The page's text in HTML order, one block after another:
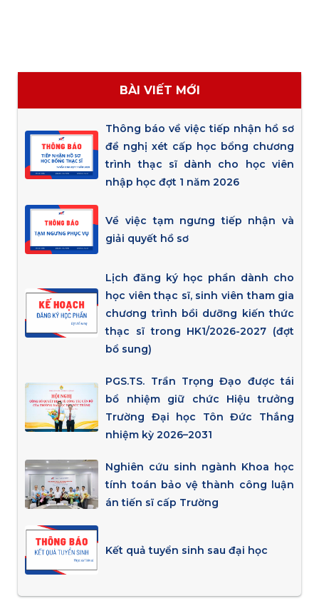
BÀI VIẾT MỚI
Thông báo về việc tiếp nhận hồ sơ
đề nghị xét cấp học bổng chương
trình thạc sĩ dành cho học viên
nhập học đợt 1 năm 2026
Về việc tạm ngưng tiếp nhận và
giải quyết hồ sơ
Lịch đăng ký học phần dành cho
học viên thạc sĩ, sinh viên tham gia
chương trình bồi dưỡng kiến thức
thạc sĩ trong HK1/2026-2027 (đợt
bổ sung)
PGS.TS. Trần Trọng Đạo được tái
bổ nhiệm giữ chức Hiệu trưởng
Trường Đại học Tôn Đức Thắng
nhiệm kỳ 2026–2031
Nghiên cứu sinh ngành Khoa học
tính toán bảo vệ thành công luận
án tiến sĩ cấp Trường
Kết quả tuyển sinh sau đại học